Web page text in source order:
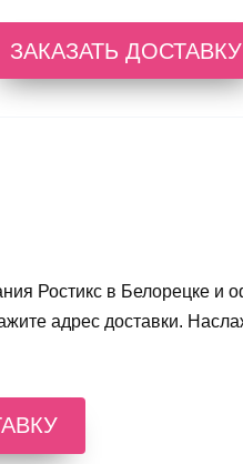
ЗАКАЗАТЬ ДОСТАВКУ
Ростикс в Белорецке и
адрес доставки.